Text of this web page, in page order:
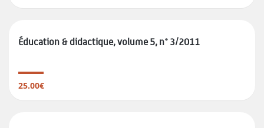
Éducation & didactique, volume 5, n° 3/2011
25.00€